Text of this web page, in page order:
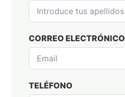
CORREO ELECTRÓNICO
TELÉFONO